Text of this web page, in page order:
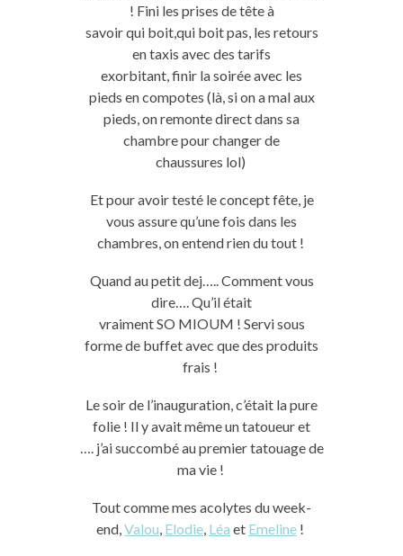
! Finiles prises de têteà
savoirqui boit,qui boitpas, les retours
en taxis avec des tarifs
exorbitant,finir la soiréeavec les
pieds en compotes (là, si on a mal aux
pieds, on remonte direct dans sa
chambre pour changer de
chaussures lol)
Et pour avoir testé le concept fête, je
vous assure qu’une fois dans les
chambres, on entend riendu tout!
Quandau petitdej…..Comment vous
dire….Qu’il était
vraimentSO MIOUM ! Servi sous
forme de buffet avec que des produits
frais !
Le soir de l’inauguration, c’était la pure
folie ! Il y avait même un tatoueur et
….j’ai succombé au premier tatouage de
ma vie !
Tout commemes acolytes du week-
end,Valou, Elodie, Léa et Emeline !